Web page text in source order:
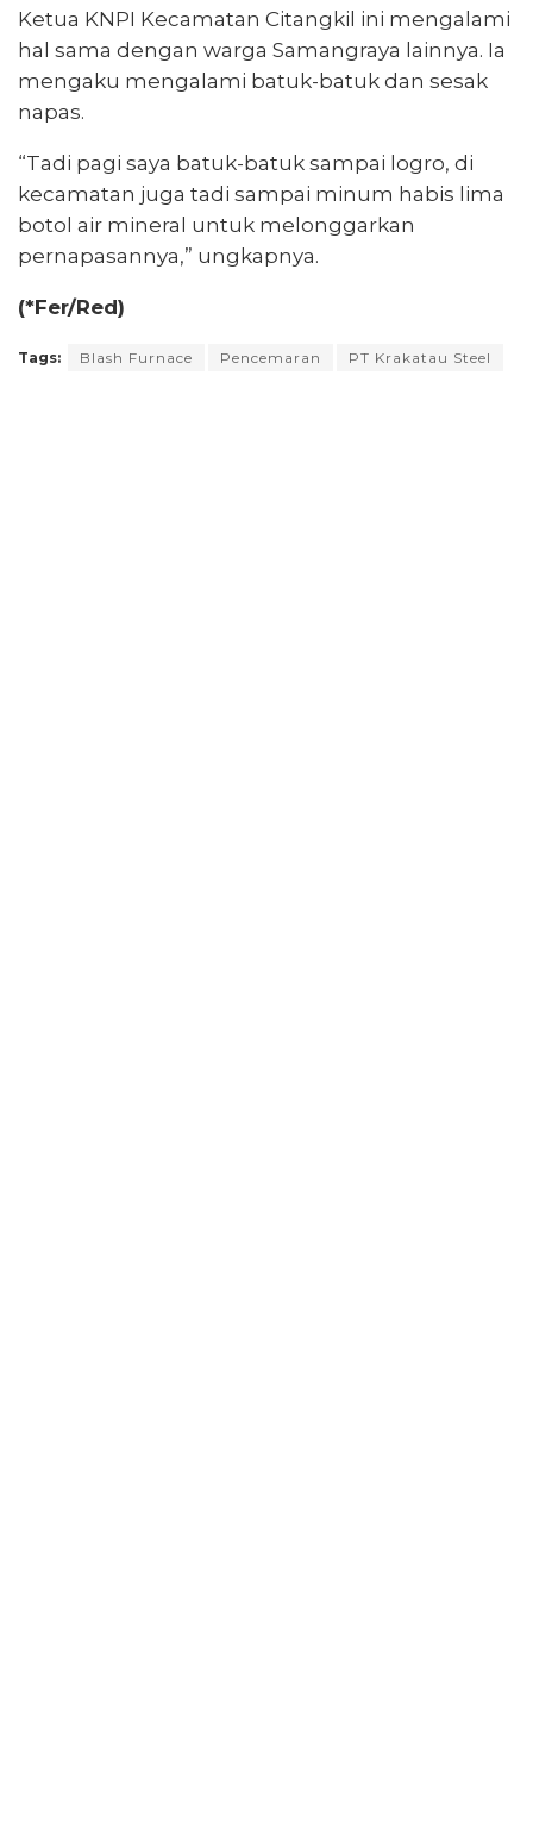
Ketua KNPI Kecamatan Citangkil ini mengalami
hal sama dengan warga Samangraya lainnya. Ia
mengaku mengalami batuk-batuk dan sesak
napas.
“Tadi pagi saya batuk-batuk sampai logro, di
kecamatan juga tadi sampai minum habis lima
botol air mineral untuk melonggarkan
pernapasannya,” ungkapnya.
(*Fer/Red)
Tags: Blash Furnace Pencemaran PT Krakatau Steel